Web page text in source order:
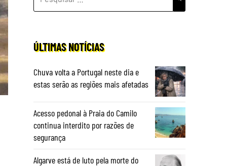
POR:
ÚLTIMAS NOTÍCIAS
Chuva volta a Portugal neste dia e
estas serão as regiões mais afetadas
Acesso pedonal à Praia do Camilo
continua interdito por razões de
segurança
Algarve está de luto pela morte do